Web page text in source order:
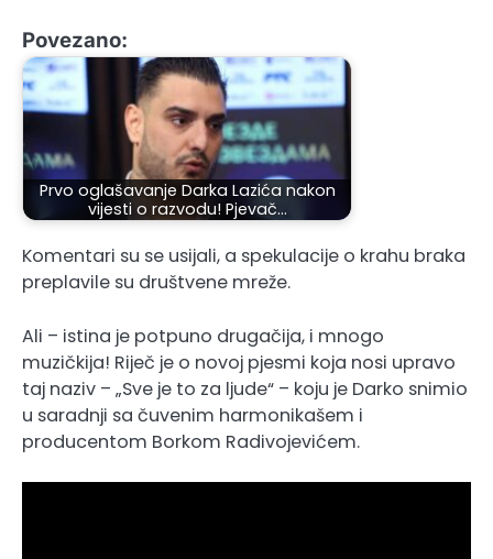
Povezano:
Prvo oglašavanje Darka Lazića nakon
vijesti o razvodu! Pjevač…
Komentari su se usijali, a spekulacije o krahu braka
preplavile su društvene mreže.
Ali – istina je potpuno drugačija, i mnogo
muzičkija! Riječ je o novoj pjesmi koja nosi upravo
taj naziv – „Sve je to za ljude“ – koju je Darko snimio
u saradnji sa čuvenim harmonikašem i
producentom Borkom Radivojevićem.